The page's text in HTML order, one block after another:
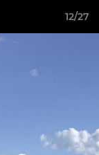
12/27